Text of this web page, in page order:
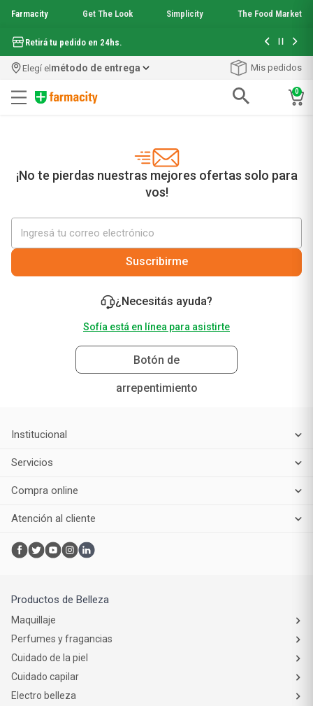
Farmacity Get The Look Simplicity The Food Market
Retirá tu pedido en 24hs. Hasta 6
Elegí elmétodo de entrega Mis pedidos
0
¡No te pierdas nuestras mejores ofertas solo para
vos!
Suscribirme
¿Necesitás ayuda?
Sofía está en línea para asistirte
Botón de
arrepentimiento
Institucional
Servicios
Compra online
Atención al cliente
Productos de Belleza
Maquillaje
Perfumes y fragancias
Cuidado de la piel
Cuidado capilar
Electro belleza
garnier toque seco crema facial
. mela b3
6
loreal paris
8
9